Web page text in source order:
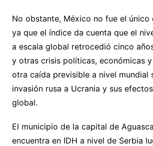
No obstante, México no fue el único
ya que el índice da cuenta que el
a escala global retrocedió cinco
y otras crisis políticas, económicas
otra caída previsible a nivel mundial
invasión rusa a Ucrania y sus
global.
El municipio de la capital de
encuentra en IDH a nivel de Serbia